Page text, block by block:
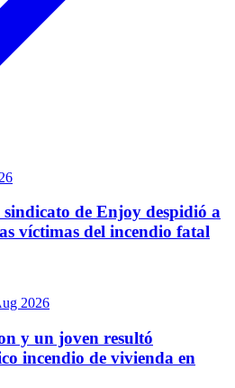
de Enjoy despidió a
víctimas del incendio fatal
2026
y un joven resultó
incendio de vivienda en